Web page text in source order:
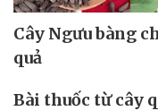
Cây Ngưu bàng
quả
Bài thuốc từ cây